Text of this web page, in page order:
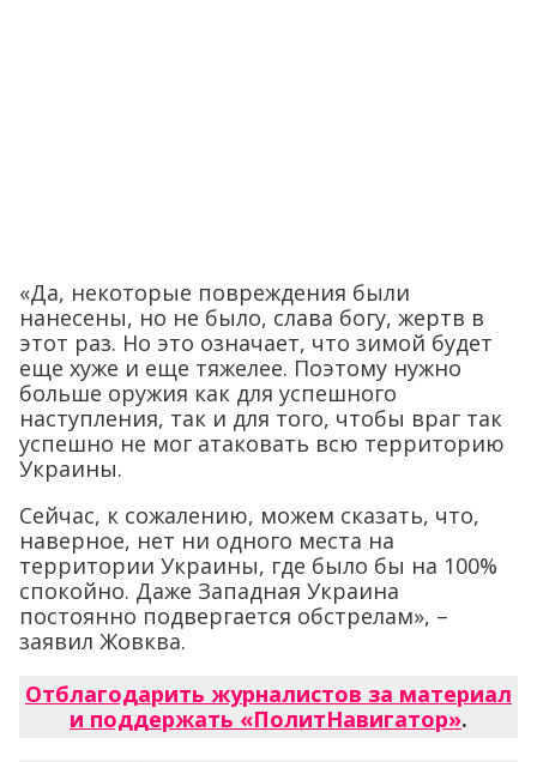
«Да, некоторые повреждения были
нанесены, но не было, слава богу, жертв в
этот раз. Но это означает, что зимой будет
еще хуже и еще тяжелее. Поэтому нужно
больше оружия как для успешного
наступления, так и для того, чтобы враг так
успешно не мог атаковать всю территорию
Украины.
Сейчас, к сожалению, можем сказать, что,
наверное, нет ни одного места на
территории Украины, где было бы на 100%
спокойно. Даже Западная Украина
постоянно подвергается обстрелам», –
заявил Жовква.
Отблагодарить журналистов за материал
и поддержать «ПолитНавигатор».